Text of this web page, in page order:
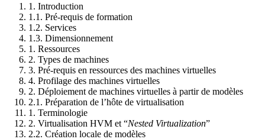
1. Introduction
1.1. Pré-requis de formation
1.2. Services
1.3. Dimensionnement
1. Ressources
2. Types de machines
3. Pré-requis en ressources des machines virtuelles
4. Profilage des machines virtuelles
2. Déploiement de machines virtuelles à partir de modèles
2.1. Préparation de l’hôte de virtualisation
1. Terminologie
2. Virtualisation HVM et “Nested Virtualization”
2.2. Création locale de modèles